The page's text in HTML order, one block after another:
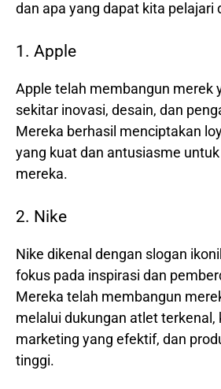
dan apa yang dapat kita pelajari
1. Apple
Apple telah membangun merek
sekitar inovasi, desain, dan
Mereka berhasil menciptakan
yang kuat dan antusiasme
mereka.
2. Nike
Nike dikenal dengan slogan
fokus pada inspirasi dan
Mereka telah membangun
melalui dukungan atlet terkenal,
marketing yang efektif, dan
tinggi.